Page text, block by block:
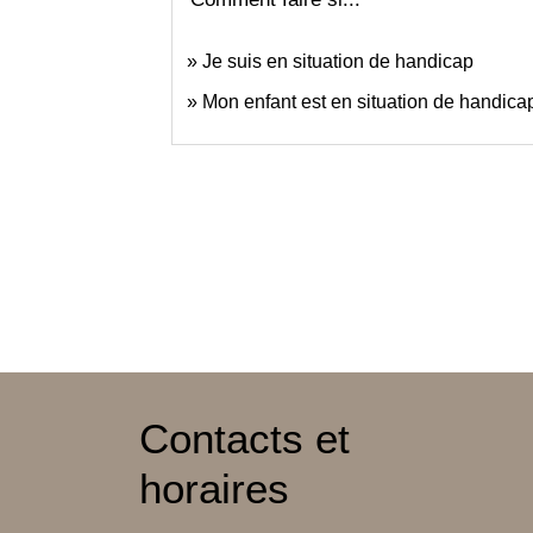
Je suis en situation de handicap
Mon enfant est en situation de
Contacts et
horaires